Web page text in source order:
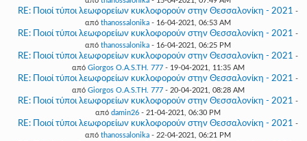
RE: Ποιοί τύποι λεωφορείων κυκλοφορούν στην Θεσσαλονίκη - 2021 -
από thanossalonika - 16-04-2021, 06:53 AM
RE: Ποιοί τύποι λεωφορείων κυκλοφορούν στην Θεσσαλονίκη - 2021 -
από thanossalonika - 16-04-2021, 06:25 PM
RE: Ποιοί τύποι λεωφορείων κυκλοφορούν στην Θεσσαλονίκη - 2021 -
από Giorgos O.A.S.TH. 777- 19-04-2021, 11:35 AM
RE: Ποιοί τύποι λεωφορείων κυκλοφορούν στην Θεσσαλονίκη - 2021 -
από Giorgos O.A.S.TH. 777- 20-04-2021, 08:28 AM
RE: Ποιοί τύποι λεωφορείων κυκλοφορούν στην Θεσσαλονίκη - 2021 -
από damin26 - 21-04-2021, 06:30 PM
RE: Ποιοί τύποι λεωφορείων κυκλοφορούν στην Θεσσαλονίκη - 2021 -
από thanossalonika - 22-04-2021, 06:21 PM